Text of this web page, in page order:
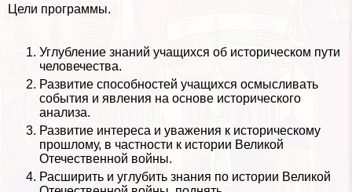
Цели программы.
Углубление знаний учащихся об историческом пути
человечества.
Развитие способностей учащихся осмысливать
события и явления на основе исторического
анализа.
Развитие интереса и уважения к историческому
прошлому, в частности к истории Великой
Отечественной войны.
Расширить и углубить знания по истории Великой